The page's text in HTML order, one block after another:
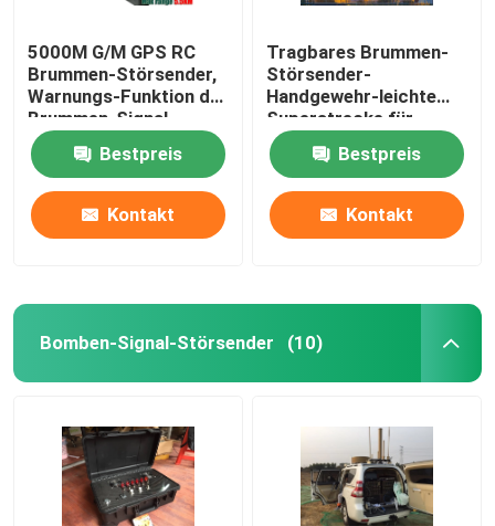
5000M G/M GPS RC
Brummen-Störsender,
Warnungs-Funktion der
Brummen-Signal-
Verwürfelungsvorrichtungs-
schwachen Batterie
Bestpreis
Kontakt
Tragbares Brummen-
Störsender-
Handgewehr-leichte
Superstrecke für
Militär
Bestpreis
Kontakt
Bomben-Signal-Störsender (10)